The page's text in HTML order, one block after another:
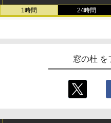
1時間 24時間
窓の杜 を